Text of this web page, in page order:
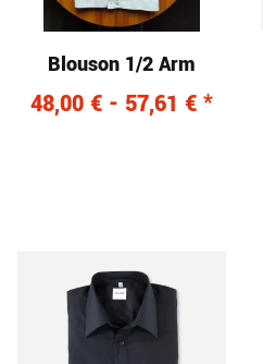
Blouson 1/2 Arm
48,00 € - 57,61 € *